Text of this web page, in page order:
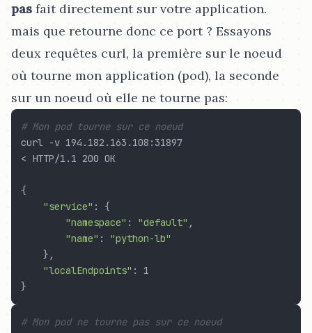
pas fait directement sur votre application.
mais que retourne donc ce port ? Essayons
deux requêtes curl, la première sur le noeud
où tourne mon application (pod), la seconde
sur un noeud où elle ne tourne pas:
# Mon pod tourne sur ce noeud
curl -v 194.182.163.108:31897
< HTTP/1.1 200 OK
{
"service" : {
"namespace" : "default" ,
"name" : "python-lb"
    },
"localEndpoints" : 1
# Mon pod ne tourne pas sur ce noeud